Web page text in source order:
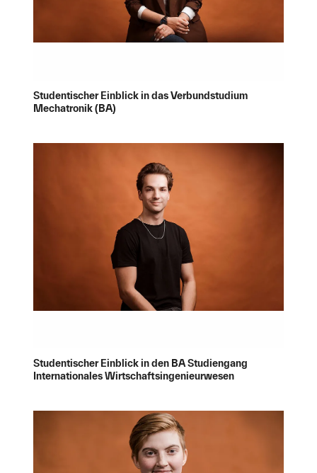
Studentischer Einblick in das Verbundstudium
Mechatronik (BA)
Studentischer Einblick in den BA Studiengang
Internationales Wirtschaftsingenieurwesen